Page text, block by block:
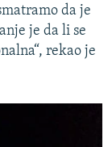
da je
je da li se
rekao je